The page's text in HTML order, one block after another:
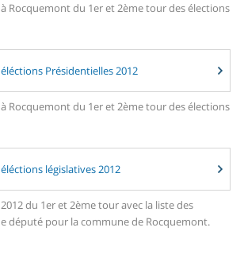
Rocquemont du 1er et 2ème tour des élections
Présidentielles 2012
Rocquemont du 1er et 2ème tour des élections
législatives 2012
du 1er et 2ème tour avec la liste des
député pour la commune de Rocquemont.